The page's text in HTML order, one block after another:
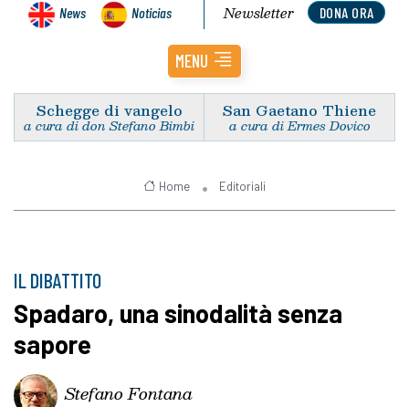
News Noticias DONA ORA
Newsletter
MENU
Schegge di vangelo
a cura di don Stefano Bimbi
San Gaetano Thiene
a cura di Ermes Dovico
Home Editoriali
IL DIBATTITO
Spadaro, una sinodalità senza
sapore
Stefano Fontana